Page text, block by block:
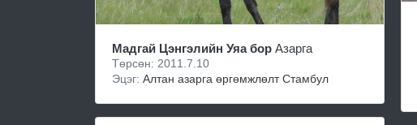
Мадгай Цэнгэлийн Уяа бор Азарга
Төрсөн: 2011.7.10
Эцэг: Алтан азарга өргөмжлөлт Стамбул